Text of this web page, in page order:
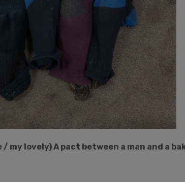
my lovely) A pact between a man and a